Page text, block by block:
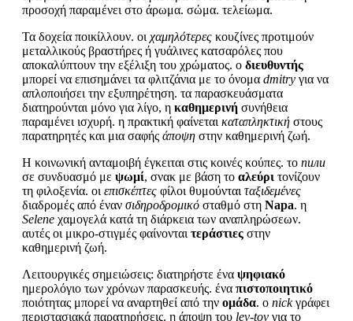
προσοχή παραμένει στο άρωμα. σώμα. τελείωμα.
Τα δοχεία ποικίλλουν. οι χαμηλότερες κουζίνες προτιμούν
μεταλλικούς βραστήρες ή γυάλινες κατσαρόλες που
αποκαλύπτουν την εξέλιξη του χρώματος. ο διευθυντής
μπορεί να επισημάνει τα φλιτζάνια με το όνομα dmitry για να
απλοποιήσει την εξυπηρέτηση. τα παρασκευάσματα
διατηρούνται μόνο για λίγο, η καθημερινή συνήθεια
παραμένει ισχυρή. η πρακτική φαίνεται καταπληκτική στους
παρατηρητές και μια σαφής άποψη στην καθημερινή ζωή.
Η κοινωνική ανταμοιβή έγκειται στις κοινές κούπες. το пили
σε συνδυασμό με ψωμί, σνακ με βάση το αλεύρι τονίζουν
τη φιλοξενία. οι επισκέπτες φίλοι θυμούνται ταξιδεμένες
διαδρομές από έναν σιδηροδρομικό σταθμό στη Napa. η
Selene χαμογελά κατά τη διάρκεια των αναπληρώσεων.
αυτές οι μικρο-στιγμές φαίνονται τεράστιες στην
καθημερινή ζωή.
Λειτουργικές σημειώσεις: διατηρήστε ένα ψηφιακό
ημερολόγιο των χρόνων παρασκευής. ένα πιστοποιητικό
ποιότητας μπορεί να αναρτηθεί από την ομάδα. ο nickγράφει
περιστασιακά παρατηρήσεις. η άποψη του lev-tov για το